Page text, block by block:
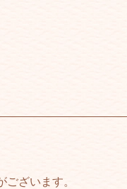
ざいます。